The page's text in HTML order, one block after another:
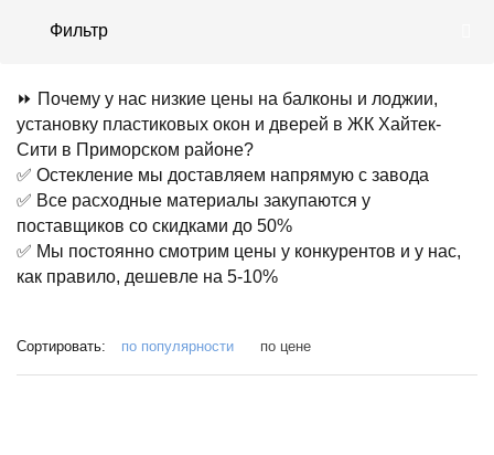
Фильтр
⏩ Почему у нас низкие цены на балконы и лоджии,
установку пластиковых окон и дверей в ЖК Хайтек-
Сити в Приморском районе?
✅ Остекление мы доставляем напрямую с завода
✅ Все расходные материалы закупаются у
поставщиков со скидками до 50%
✅ Мы постоянно смотрим цены у конкурентов и у нас,
как правило, дешевле на 5-10%
Сортировать: по популярности по цене